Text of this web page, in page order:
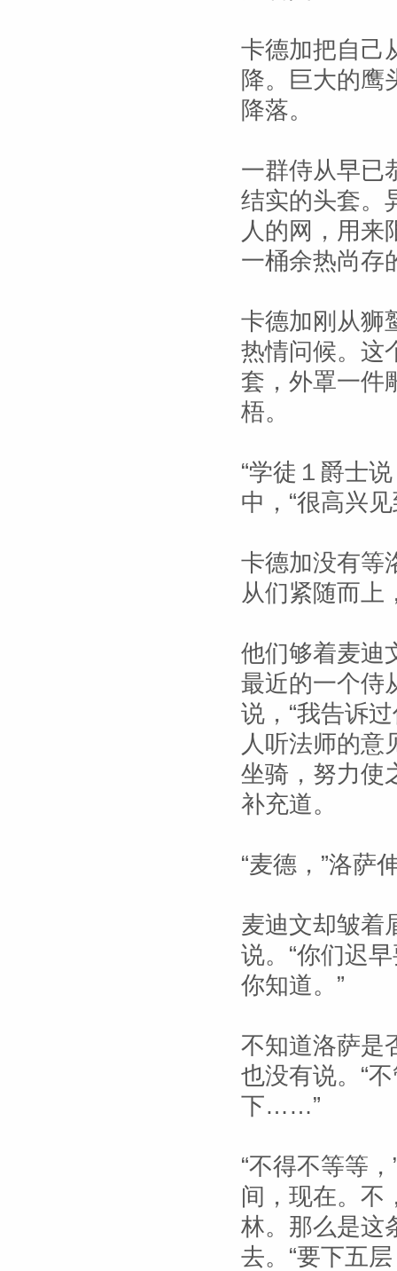
卡德加把自己
降。巨大的鹰
降落。
一群侍从早已
结实的头套。
人的网，用来
一桶余热尚存
卡德加刚从狮
热情问候。这
套，外罩一件
梧。
“学徒１爵士
中，“很高兴
卡德加没有等
从们紧随而上
他们够着麦迪
最近的一个侍
说，“我告诉
人听法师的意
坐骑，努力使
补充道。
“麦德，”洛萨
麦迪文却皱着
说。“你们迟
你知道。”
不知道洛萨是
也没有说。“
下……”
“不得不等等
间，现在。不
林。那么是这
去。“要下五